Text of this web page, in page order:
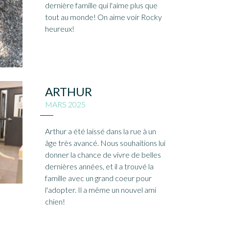
dernière famille qui l'aime plus que
tout au monde! On aime voir Rocky
heureux!
ARTHUR
MARS 2025
Arthur a été laissé dans la rue à un
âge très avancé. Nous souhaitions lui
donner la chance de vivre de belles
dernières années, et il a trouvé la
famille avec un grand coeur pour
l'adopter. Il a même un nouvel ami
chien!